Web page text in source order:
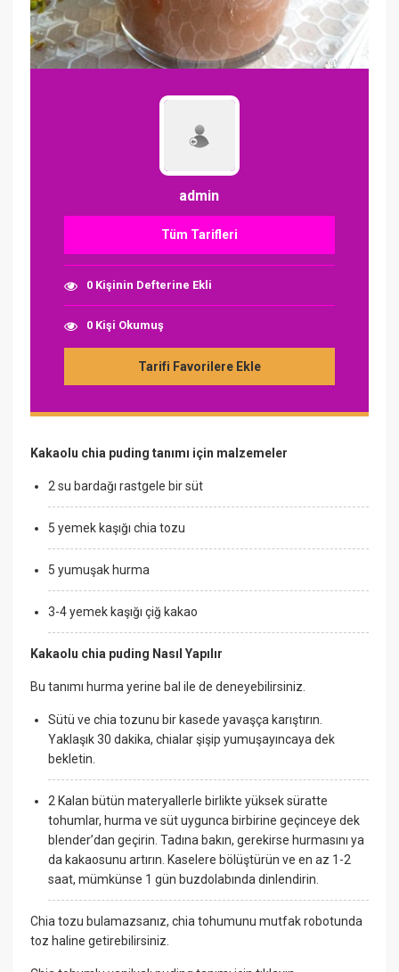
admin
Tüm Tarifleri
0 Kişinin Defterine Ekli
0 Kişi Okumuş
Tarifi Favorilere Ekle
Kakaolu chia puding tanımı için malzemeler
2 su bardağı rastgele bir süt
5 yemek kaşığı chia tozu
5 yumuşak hurma
3-4 yemek kaşığı çiğ kakao
Kakaolu chia puding Nasıl Yapılır
Bu tanımı hurma yerine bal ile de deneyebilirsiniz.
Sütü ve chia tozunu bir kasede yavaşça karıştırın.
Yaklaşık 30 dakika, chialar şişip yumuşayıncaya dek
bekletin.
2 Kalan bütün materyallerle birlikte yüksek süratte
tohumlar, hurma ve süt uygunca birbirine geçinceye dek
blender’dan geçirin. Tadına bakın, gerekirse hurmasını ya
da kakaosunu artırın. Kaselere bölüştürün ve en az 1-2
saat, mümkünse 1 gün buzdolabında dinlendirin.
Chia tozu bulamazsanız, chia tohumunu mutfak robotunda
toz haline getirebilirsiniz.